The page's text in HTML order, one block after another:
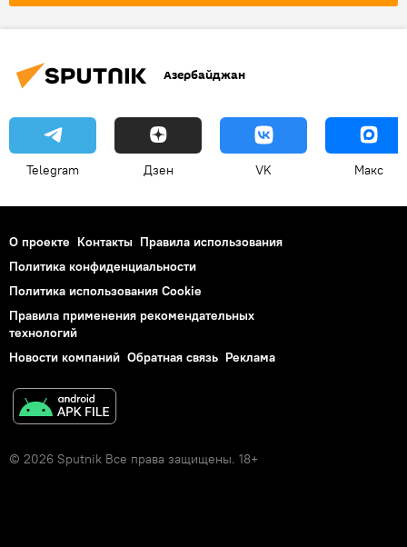
Илькин Довлатов
Интервью
Азербайджан
Telegram Дзен VK Макс
О проекте Контакты Правила использования
Политика конфиденциальности
Политика использования Cookie
Правила применения рекомендательных
технологий
Новости компаний Обратная связь Реклама
© 2026 Sputnik Все права защищены. 18+